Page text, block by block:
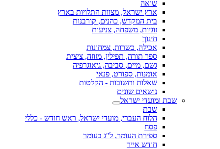
שואה
ארץ ישראל, מצוות התלויות בארץ
בית המקדש, כהנים, קורבנות
זוגיות, משפחה, צניעות
חינוך
אכילה, כשרות, צמחונות
ספר תורה, תפילין, מזוזה, ציצית
גשם, מיים, סביבה, גיאוגרפיה
אומנות, ספורט, פנאי
שאלות ותשובות - הקלטות
נושאים שונים
שבת ומועדי ישראל
שבת
הלוח העברי, מועדי ישראל, ראש חודש - כללי
פסח
ספירת העומר, ל"ג בעומר
חודש אייר